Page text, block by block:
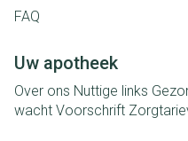
FAQ
Uw apotheek
Over ons Nuttige links
wacht Voorschrift